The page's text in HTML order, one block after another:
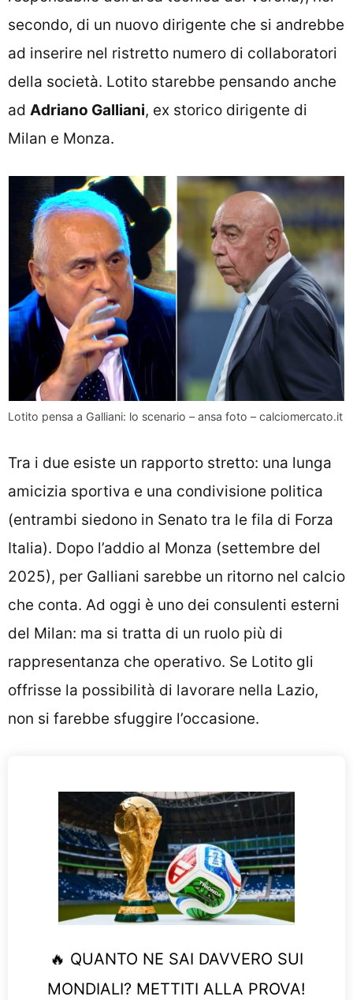
secondo, di un nuovo dirigente che si andrebbe
ad inserire nel ristretto numero di collaboratori
della società. Lotito starebbe pensando anche
ad Adriano Galliani, ex storico dirigente di
Milan e Monza.
Lotito pensa a Galliani: lo scenario – ansa foto – calciomercato.it
Tra i due esiste un rapporto stretto: una lunga
amicizia sportiva e una condivisione politica
(entrambi siedono in Senato tra le fila di Forza
Italia). Dopo l’addio al Monza (settembre del
2025), per Galliani sarebbe un ritorno nel calcio
che conta. Ad oggi è uno dei consulenti esterni
del Milan: ma si tratta di un ruolo più di
rappresentanza che operativo. Se Lotito gli
offrisse la possibilità di lavorare nella Lazio,
non si farebbe sfuggire l’occasione.
🔥 QUANTO NE SAI DAVVERO SUI
MONDIALI? METTITI ALLA PROVA!